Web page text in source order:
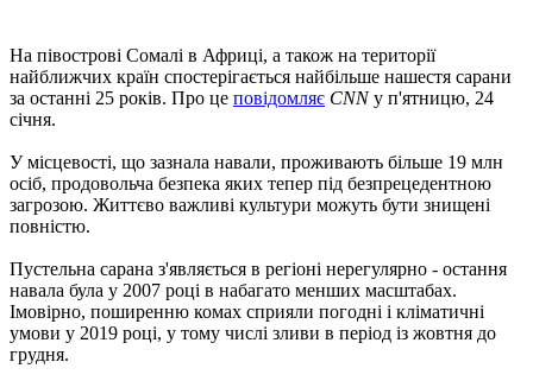
На півострові Сомалі в Африці, а також на території
найближчих країн спостерігається найбільше нашестя сарани
за останні 25 років. Про це повідомляє CNNу п'ятницю, 24
січня.
У місцевості, що зазнала навали, проживають більше 19 млн
осіб, продовольча безпека яких тепер під безпрецедентною
загрозою. Життєво важливі культури можуть бути знищені
повністю.
Пустельна сарана з'являється в регіоні нерегулярно - остання
навала була у 2007 році в набагато менших масштабах.
Імовірно, поширенню комах сприяли погодні і кліматичні
умови у 2019 році, у тому числі зливи в період із жовтня до
грудня.